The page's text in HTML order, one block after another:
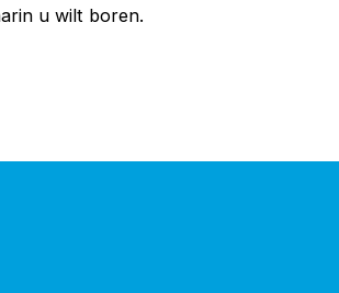
u wilt boren.